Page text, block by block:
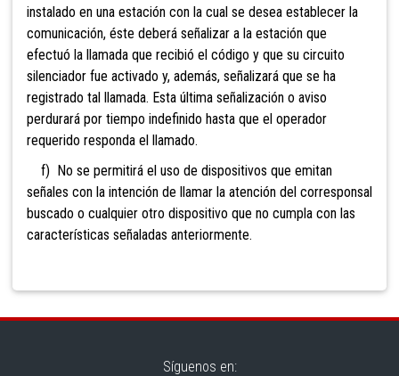
instalado en una estación con la cual se desea establecer la
comunicación, éste deberá señalizar a la estación que
efectuó la llamada que recibió el código y que su circuito
silenciador fue activado y, además, señalizará que se ha
registrado tal llamada. Esta última señalización o aviso
perdurará por tiempo indefinido hasta que el operador
requerido responda el llamado.
f) No se permitirá el uso de dispositivos que emitan
señales con la intención de llamar la atención del corresponsal
buscado o cualquier otro dispositivo que no cumpla con las
características señaladas anteriormente.
Síguenos en: